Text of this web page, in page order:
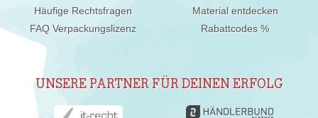
Häufige Rechtsfragen
FAQ Verpackungslizenz
Material entdecken
Rabattcodes %
UNSERE PARTNER FÜR DEINEN ERFOLG